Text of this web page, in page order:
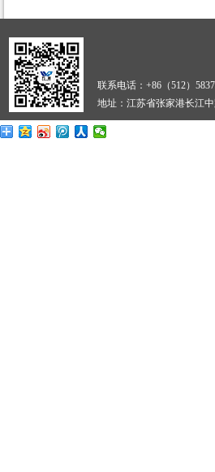
联系电话：+86（512）
地址：江苏省张家港长江